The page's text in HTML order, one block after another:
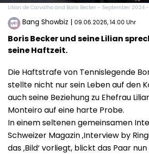
Lilian de Carvalho and Boris Becker - September 2024
Bang Showbiz | 09.06.2026, 14:00 Uhr
Boris Becker und seine Lilian
seine Haftzeit.
Die Haftstrafe von Tennislegende
stellte nicht nur sein Leben auf den
auch seine Beziehung zu Ehefrau
Monteiro auf eine harte Probe.
In einem seltenen gemeinsamen
Schweizer Magazin ‚Interview by
das ‚Bild‘ vorliegt, blickt das Paar